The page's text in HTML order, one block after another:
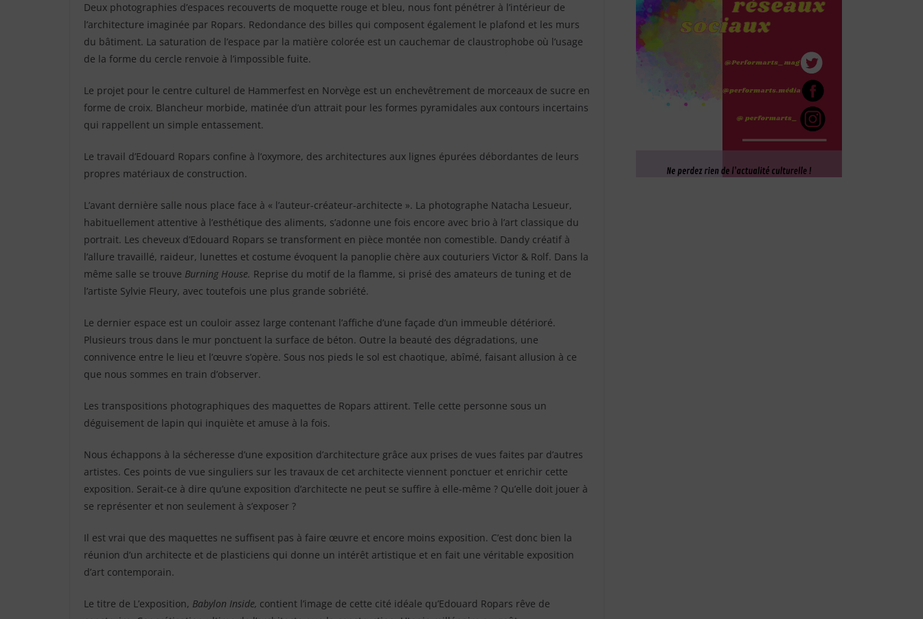
Deux photographies d’espaces recouverts de moquette rouge et bleu, nous font pénétrer à l’intérieur de
l’architecture imaginée par Ropars. Redondance des billes qui composent également le plafond et les murs
du bâtiment. La saturation de l’espace par la matière colorée est un cauchemar de claustrophobe où l’usage
de la forme du cercle renvoie à l’impossible fuite.
Le projet pour le centre culturel de Hammerfest en Norvège est un enchevêtrement de morceaux de sucre en
forme de croix. Blancheur morbide, matinée d’un attrait pour les formes pyramidales aux contours incertains
qui rappellent un simple entassement.
Le travail d’Edouard Ropars confine à l’oxymore, des architectures aux lignes épurées débordantes de leurs
propres matériaux de construction.
L’avant dernière salle nous place face à « l’auteur-créateur-architecte ». La photographe Natacha Lesueur,
habituellement attentive à l’esthétique des aliments, s’adonne une fois encore avec brio à l’art classique du
portrait. Les cheveux d’Edouard Ropars se transforment en pièce montée non comestible. Dandy créatif à
l’allure travaillé, raideur, lunettes et costume évoquent la panoplie chère aux couturiers Victor & Rolf. Dans la
même salle se trouve Burning House. Reprise du motif de la flamme, si prisé des amateurs de tuning et de
l’artiste Sylvie Fleury, avec toutefois une plus grande sobriété.
Le dernier espace est un couloir assez large contenant l’affiche d’une façade d’un immeuble détérioré.
Plusieurs trous dans le mur ponctuent la surface de béton. Outre la beauté des dégradations, une
connivence entre le lieu et l’œuvre s’opère. Sous nos pieds le sol est chaotique, abîmé, faisant allusion à ce
que nous sommes en train d’observer.
Les transpositions photographiques des maquettes de Ropars attirent. Telle cette personne sous un
déguisement de lapin qui inquiète et amuse à la fois.
Nous échappons à la sécheresse d’une exposition d’architecture grâce aux prises de vues faites par d’autres
artistes. Ces points de vue singuliers sur les travaux de cet architecte viennent ponctuer et enrichir cette
exposition. Serait-ce à dire qu’une exposition d’architecte ne peut se suffire à elle-même ? Qu’elle doit jouer à
se représenter et non seulement à s’exposer ?
Il est vrai que des maquettes ne suffisent pas à faire œuvre et encore moins exposition. C’est donc bien la
réunion d’un architecte et de plasticiens qui donne un intérêt artistique et en fait une véritable exposition
d’art contemporain.
Le titre de L’exposition, Babylon Inside, contient l’image de cette cité idéale qu’Edouard Ropars rêve de